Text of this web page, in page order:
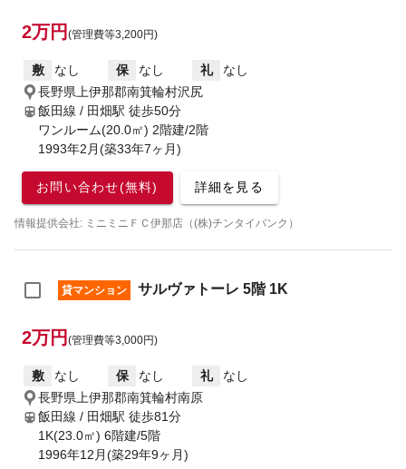
2万円 (管理費等3,200円)
敷 なし 保 なし 礼
なし
長野県上伊那郡南箕輪村沢尻
飯田線 / 田畑駅 徒歩50分
ワンルーム(20.0㎡) 2階建/2階
1993年2月(築33年7ヶ月)
お問い合わせ(無料) 詳細を見る
情報提供会社: ミニミニＦＣ伊那店（(株)チンタイバンク）
貸マンション サルヴァトーレ 5階 1K
2万円 (管理費等3,000円)
敷 なし 保 なし 礼
なし
長野県上伊那郡南箕輪村南原
飯田線 / 田畑駅 徒歩81分
1K(23.0㎡) 6階建/5階
1996年12月(築29年9ヶ月)